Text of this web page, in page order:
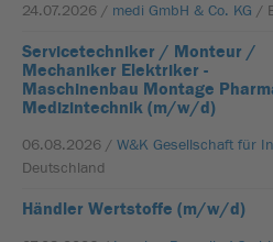
24.07.2026 / medi GmbH & Co. KG /
Servicetechniker / Monteur /
Mechaniker Elektriker -
Maschinenbau Montage
Medizintechnik (m/w/d)
06.08.2026 / W&K Gesellschaft für
Deutschland
Händler Wertstoffe (m/w/d)